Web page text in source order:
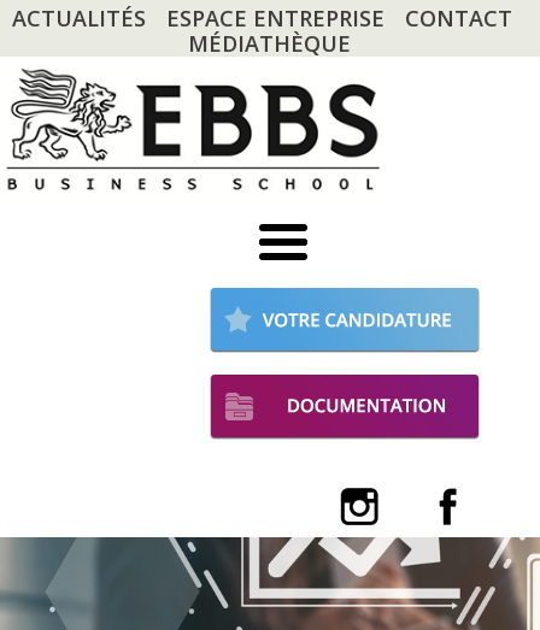
ACTUALITÉS ESPACE ENTREPRISE
CONTACT
MÉDIATHÈQUE